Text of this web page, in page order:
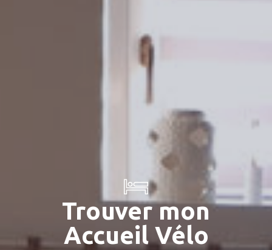
Trouver mon
Accueil Vélo